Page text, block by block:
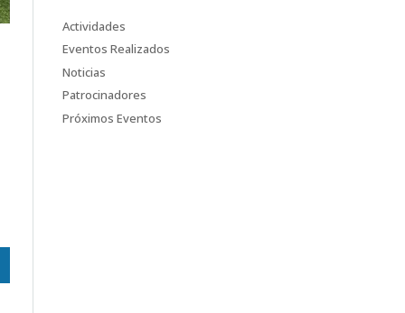
Actividades
Eventos Realizados
Noticias
Patrocinadores
Próximos Eventos